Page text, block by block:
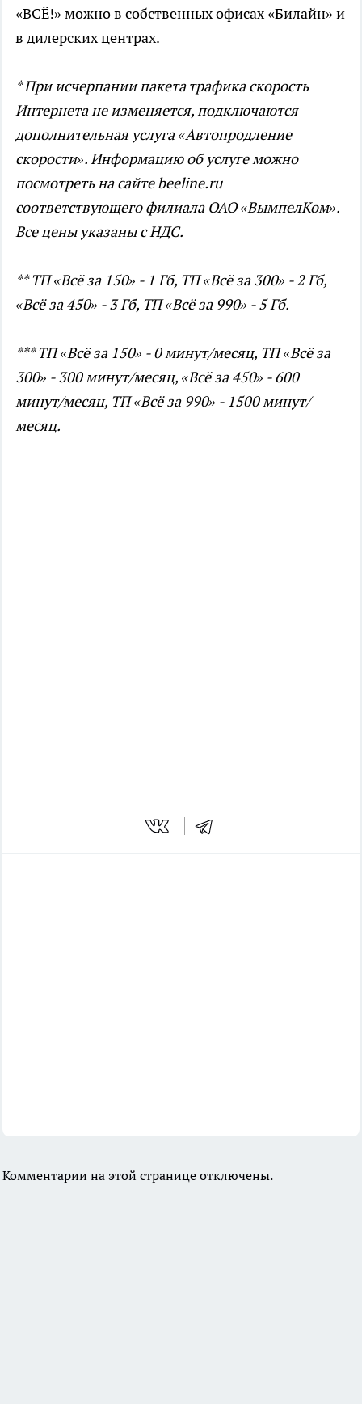
«ВСЁ!» можно в собственных офисах «Билайн» и
в дилерских центрах.
* При исчерпании пакета трафика скорость
Интернета не изменяется, подключаются
дополнительная услуга «Автопродление
скорости». Информацию об услуге можно
посмотреть на сайте beeline.ru
соответствующего филиала ОАО «ВымпелКом».
Все цены указаны с НДС.
** ТП «Всё за 150» - 1 Гб, ТП «Всё за 300» - 2 Гб,
«Всё за 450» - 3 Гб, ТП «Всё за 990» - 5 Гб.
*** ТП «Всё за 150» - 0 минут/месяц, ТП «Всё за
300» - 300 минут/месяц, «Всё за 450» - 600
минут/месяц, ТП «Всё за 990» - 1500 минут/
месяц.
Комментарии на этой странице отключены.